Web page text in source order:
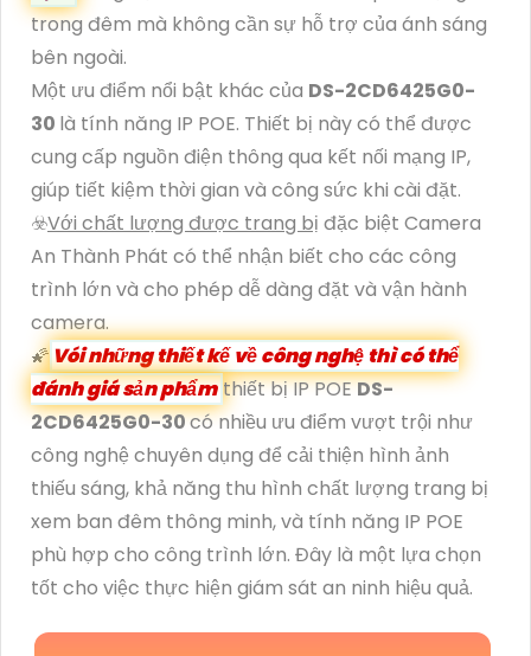
trong đêm mà không cần sự hỗ trợ của ánh sáng
bên ngoài.
Một ưu điểm nổi bật khác của DS-2CD6425G0-
30 là tính năng IP POE. Thiết bị này có thể được
cung cấp nguồn điện thông qua kết nối mạng IP,
giúp tiết kiệm thời gian và công sức khi cài đặt.
☣️Với chất lượng được trang bị đặc biệt Camera
An Thành Phát có thể nhận biết cho các công
trình lớn và cho phép dễ dàng đặt và vận hành
camera.
🌠Vói những thiết kế về công nghệ thì có thể
đánh giá sản phẩmthiết bị IP POEDS-
2CD6425G0-30có nhiều ưu điểm vượt trội như
công nghệ chuyên dụng để cải thiện hình ảnh
thiếu sáng, khả năng thu hình chất lượng trang bị
xem ban đêm thông minh, và tính năng IP POE
phù hợp cho công trình lớn. Đây là một lựa chọn
tốt cho việc thực hiện giám sát an ninh hiệu quả.